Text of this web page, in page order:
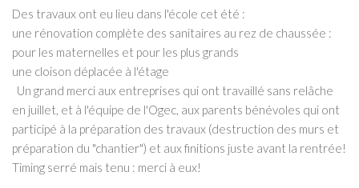
Le projet éducatif de l’école
Le règlement intérieur de l’école
Actualité
photos, vidéos et audio
Photos
Des travaux ont eu lieu dans l'école cet été :
une rénovation complète des sanitaires au rez de chaussée :
pour les maternelles et pour les plus grands
une cloison déplacée à l'étage
Un grand merci aux entreprises qui ont travaillé sans relâche
en juillet, et à l'équipe de l'Ogec, aux parents bénévoles qui ont
participé à la préparation des travaux (destruction des murs et
préparation du "chantier") et aux finitions juste avant la rentrée!
Timing serré mais tenu : merci à eux!